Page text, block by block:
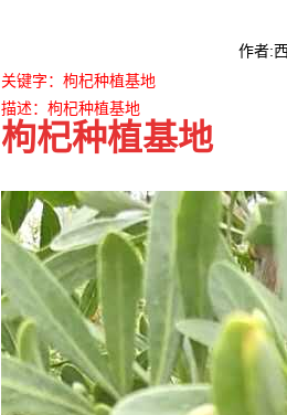
作者:
关键字：枸杞种植基地
描述：枸杞种植基地
枸杞种植基地